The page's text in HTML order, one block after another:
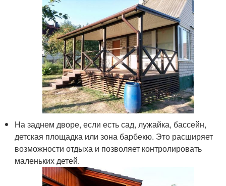
На заднем дворе, если есть сад, лужайка, бассейн,
детская площадка или зона барбекю. Это расширяет
возможности отдыха и позволяет контролировать
маленьких детей.